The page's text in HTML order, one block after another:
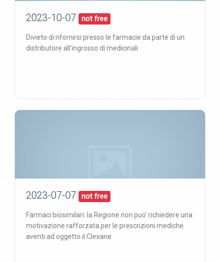
pubblicata:07/10/23
2023-10-07 not free
Divieto di rifornirsi presso le farmacie da parte di un
distributore all'ingrosso di medicinali
pubblicata:07/07/23
2023-07-07 not free
Farmaci biosimilari: la Regione non puo' richiedere una
motivazione rafforzata per le prescrizioni mediche
aventi ad oggetto il Clexane